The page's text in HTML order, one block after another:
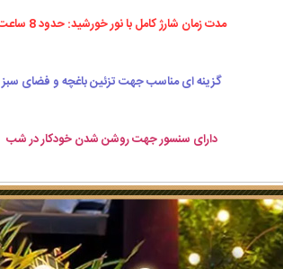
مدت زمان شارژ کامل با نور خورشید: حدود 8 ساعت
گزینه ای مناسب جهت تزئین باغچه و فضای سبز
دارای سنسور جهت روشن شدن خودکار در شب